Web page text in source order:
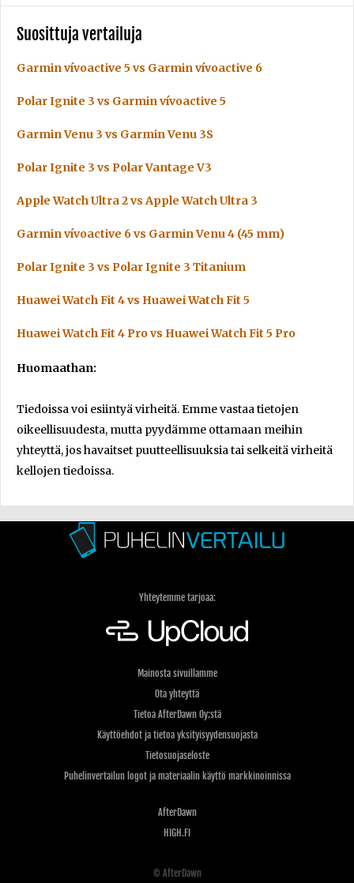
Suosittuja vertailuja
Garmin vívoactive 5 vs Garmin vívoactive 6
Polar Ignite 3 vs Garmin vívoactive 5
Garmin Venu 3 vs Garmin Venu 3S
Polar Ignite 3 vs Polar Vantage V3
Apple Watch Ultra 2 vs Apple Watch Ultra 3
Garmin vívoactive 6 vs Garmin Venu 4 (45 mm)
Polar Ignite 3 vs Polar Ignite 3 Titanium
Huawei Watch Fit 4 vs Huawei Watch Fit 5
Huawei Watch Fit 4 Pro vs Huawei Watch Fit 5 Pro
Huomaathan:
Tiedoissa voi esiintyä virheitä. Emme vastaa tietojen
oikeellisuudesta, mutta pyydämme ottamaan meihin
yhteyttä, jos havaitset puutteellisuuksia tai selkeitä virheitä
kellojen tiedoissa.
Yhteytemme tarjoaa:
Mainosta sivuillamme
Ota yhteyttä
Tietoa AfterDawn Oy:stä
Käyttöehdot ja tietoa yksityisyydensuojasta
Tietosuojaseloste
Puhelinvertailun logot ja materiaalin käyttö markkinoinnissa
AfterDawn
HIGH.FI
© AfterDawn